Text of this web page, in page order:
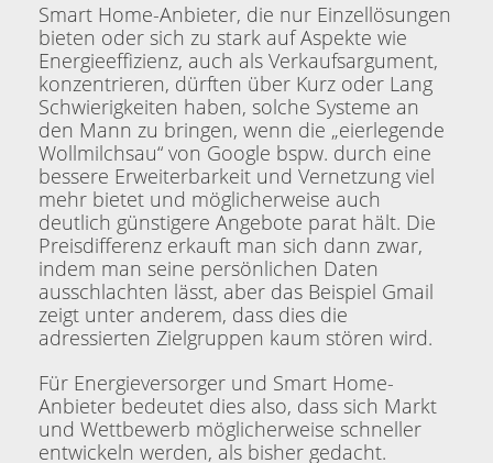
Smart Home-Anbieter, die nur Einzellösungen
bieten oder sich zu stark auf Aspekte wie
Energieeffizienz, auch als Verkaufsargument,
konzentrieren, dürften über Kurz oder Lang
Schwierigkeiten haben, solche Systeme an
den Mann zu bringen, wenn die „eierlegende
Wollmilchsau“ von Google bspw. durch eine
bessere Erweiterbarkeit und Vernetzung viel
mehr bietet und möglicherweise auch
deutlich günstigere Angebote parat hält. Die
Preisdifferenz erkauft man sich dann zwar,
indem man seine persönlichen Daten
ausschlachten lässt, aber das Beispiel Gmail
zeigt unter anderem, dass dies die
adressierten Zielgruppen kaum stören wird.
Für Energieversorger und Smart Home-
Anbieter bedeutet dies also, dass sich Markt
und Wettbewerb möglicherweise schneller
entwickeln werden, als bisher gedacht.